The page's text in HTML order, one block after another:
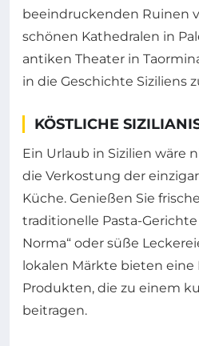
beeindruckenden Ruinen
schönen Kathedralen in
antiken Theater in
in die Geschichte Siziliens
KÖSTLICHE
Ein Urlaub in Sizilien wäre
die Verkostung der
Küche. Genießen Sie
traditionelle Pasta-Gerichte
Norma“ oder süße
lokalen Märkte bieten eine
Produkten, die zu einem
beitragen.